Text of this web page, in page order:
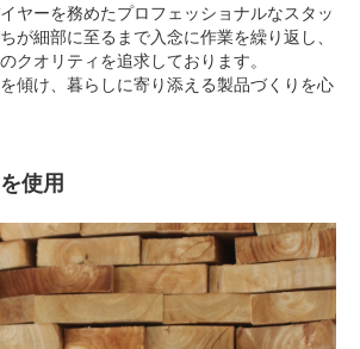
ヤーを務めたプロフェッショナルなスタッ
が細部に至るまで入念に作業を繰り返し、
クオリティを追求しております。
傾け、暮らしに寄り添える製品づくりを心
使用